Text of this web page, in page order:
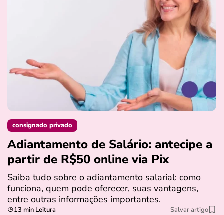
consignado privado
Adiantamento de Salário: antecipe a
partir de R$50 online via Pix
Saiba tudo sobre o adiantamento salarial: como
funciona, quem pode oferecer, suas vantagens,
entre outras informações importantes.
13 min Leitura Salvar artigo